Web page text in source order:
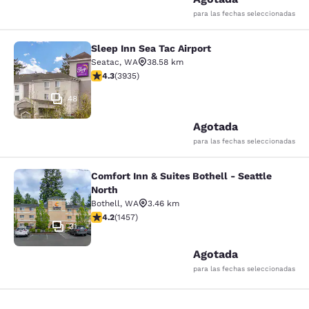
para las fechas seleccionadas
Sleep Inn Sea Tac Airport
48
Sleep Inn Sea Tac Airport
Seatac, WA
38.58 km
Calificación de 4.32 estrellas. Excelente. 3935
4.3(3935)
Agotada
para las fechas seleccionadas
Comfort Inn & Suites Bothell -
31
Comfort Inn & Suites Bothell - Seattle
North
Bothell, WA
3.46 km
Calificación de 4.17 estrellas. Muy bueno. 1457
4.2(1457)
Agotada
para las fechas seleccionadas